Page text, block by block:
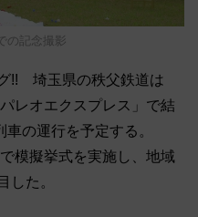
の記念撮影
!! 埼玉県の秩父鉄道は
レオエクスプレス」で結
の運行を予定する。
模擬挙式を実施し、地域
した。